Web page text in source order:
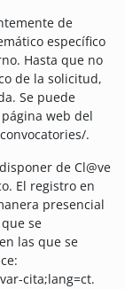
de
específico
Hasta que no
de la solicitud,
Se puede
web del
.
de Cl@ve
El registro en
presencial
se
las que se
cita;lang=ct.